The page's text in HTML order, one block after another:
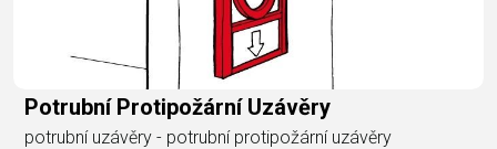
Potrubní Protipožární Uzávěry
potrubní uzávěry - potrubní protipožární uzávěry